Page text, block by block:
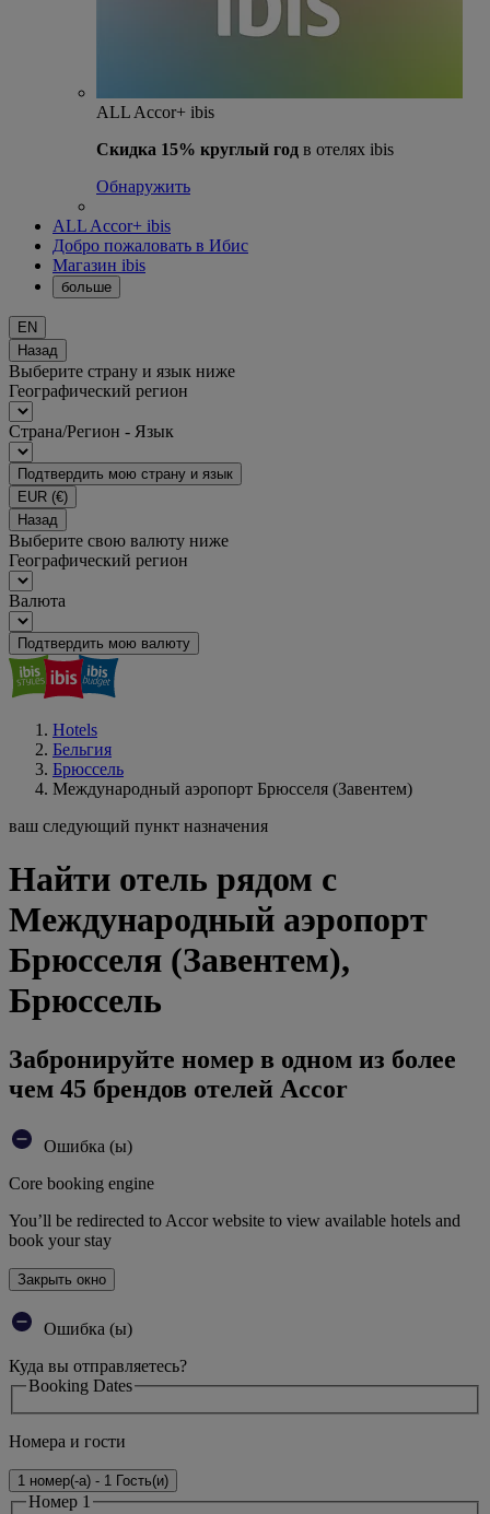
ALL Accor+ ibis
Скидка 15% круглый год в отелях ibis
Обнаружить
ALL Accor+ ibis
Добро пожаловать в Ибис
Магазин ibis
больше
EN
Назад
Выберите страну и язык ниже
Географический регион
Страна/Регион - Язык
Подтвердить мою страну и язык
EUR (€)
Назад
Выберите свою валюту ниже
Географический регион
Валюта
Подтвердить мою валюту
Hotels
Бельгия
Брюссель
Международный аэропорт Брюсселя (Завентем)
ваш следующий пункт назначения
Найти отель рядом с
Международный аэропорт
Брюсселя (Завентем),
Брюссель
Забронируйте номер в одном из более
чем 45 брендов отелей Accor
Ошибка (ы)
Core booking engine
You’ll be redirected to Accor website to view available hotels and
book your stay
Закрыть окно
Ошибка (ы)
Куда вы отправляетесь?
Booking Dates
Номера и гости
1 номер(-а) - 1 Гость(и)
Номер 1